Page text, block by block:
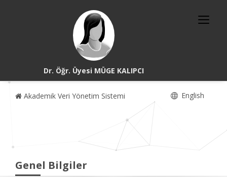
Dr. Öğr. Üyesi MÜGE KALIPCI
Akademik Veri Yönetim Sistemi English
Genel Bilgiler